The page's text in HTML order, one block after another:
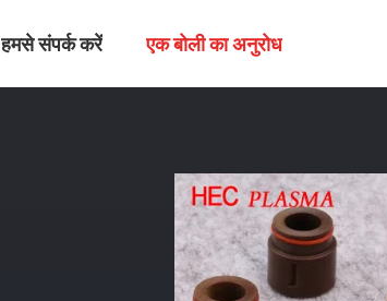
हमसे संपर्क करें एक बोली का अनुरोध